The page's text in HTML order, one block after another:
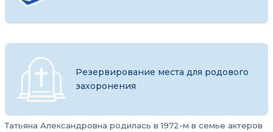
Резервирование места для родового
захоронения
Татьяна Александровна родилась в 1972-м в семье актеров